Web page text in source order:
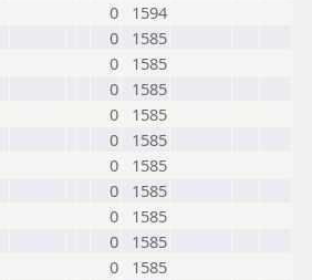
0
1594
0
1585
0
1585
0
1585
0
1585
0
1585
0
1585
0
1585
0
1585
0
1585
0
1585